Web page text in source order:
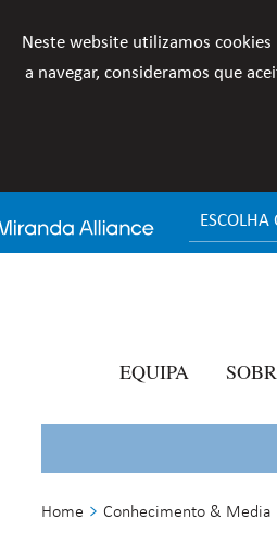
Neste website utilizamos
a navegar, consideramos que
EQUIPA
Home Conhecimento & Media